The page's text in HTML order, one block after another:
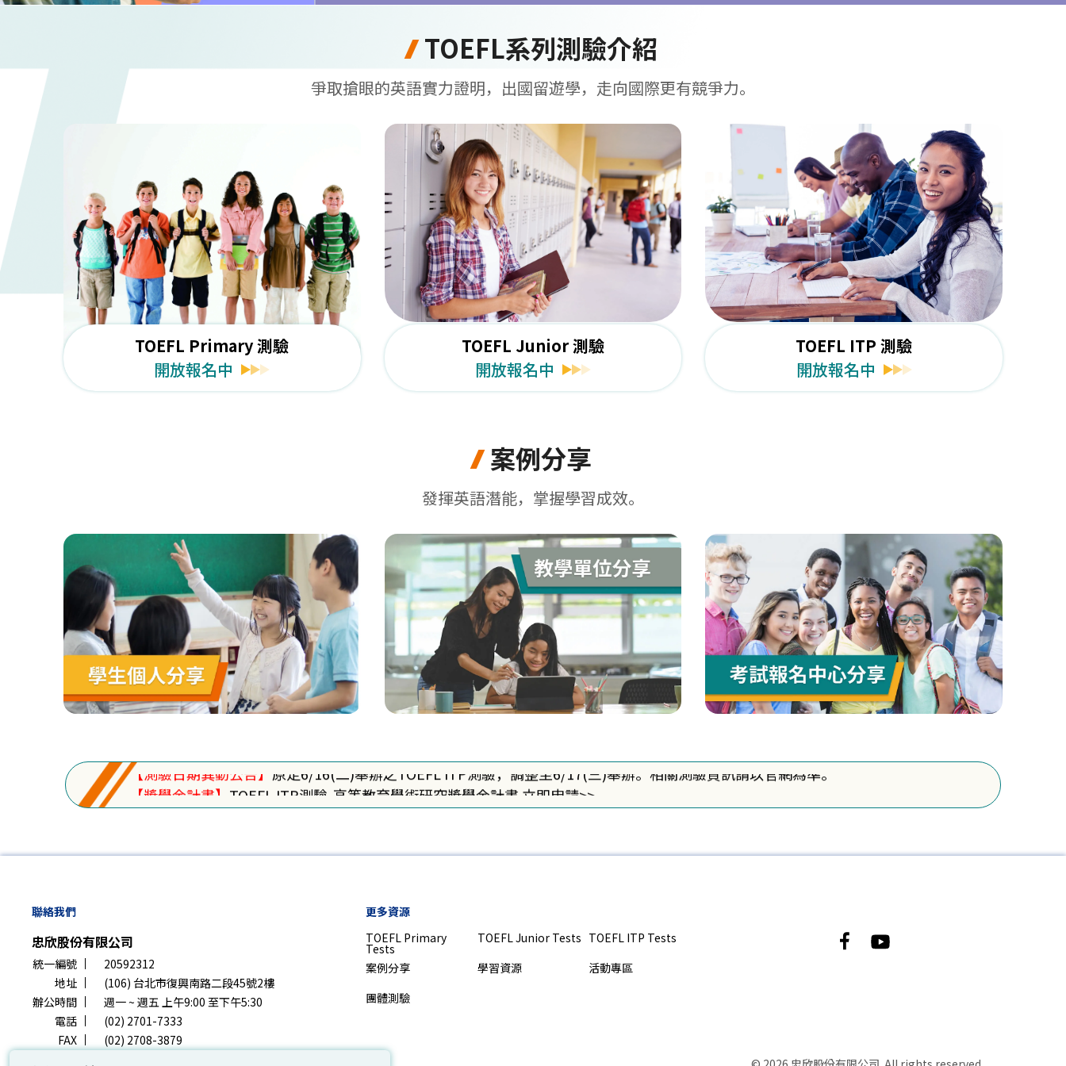
TOEFL系列測驗介紹
爭取搶眼的英語實力證明，出國留遊學，走向國際更有競爭力。
TOEFL Primary 測驗
開放報名中
TOEFL Junior 測驗
開放報名中
TOEFL ITP 測驗
開放報名中
案例分享
發揮英語潛能，掌握學習成效。
【測驗日期異動公告】
原定6/16(二)舉辦之TOEFL ITP測驗，調整至6/17(三)舉辦。相關測驗資訊請以官網為準。
【獎學金計畫】TOEFL ITP測驗-高等教育學術研究獎學金計畫 立即申請>>
【最新公告】TOEFL iBT®全真線上模擬試題登入網址更新，詳情立即點入查看>>
【撤銷報名申請】申請事由及方式作業說明
【測驗日期異動公告】原定6/16(二)舉辦之TOEFL ITP測驗，調整至6/17(三)舉辦。相關測驗資訊請以官網為準。
【獎學金計畫】TOEFL ITP測驗-高等教育學術研究獎學金計畫 立即申請>>
【最新公告】TOEFL iBT®全真線上模擬試題登入網址更新，詳情立即點入查看>>
【遺失物公告】考場遺失物招領
TOEFL iBT®全真線上模擬試題登入網址更新，詳情立即點入查看>>
【撤銷報名申請】
申請事由及方式作業說明
【遺失物公告】
聯絡我們
忠欣股份有限公司
統一編號
20592312
地址
(106) 台北市復興南路二段45號2樓
辦公時間
週一 ~ 週五 上午9:00 至下午5:30
電話
(02) 2701-7333
FAX
(02) 2708-3879
更多資源
TOEFL Primary
Tests
TOEFL Junior Tests TOEFL ITP Tests
案例分享
學習資源
活動專區
團體測驗